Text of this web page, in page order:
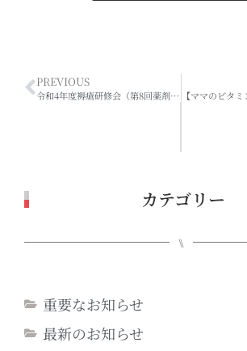
PREVIOUS
令和4年度褥瘡研修会（第8回薬剤師褥瘡研修会in三重オンラインセミナー）について（申込受付終了）
カテゴリー
⑊
重要なお知らせ
最新のお知らせ